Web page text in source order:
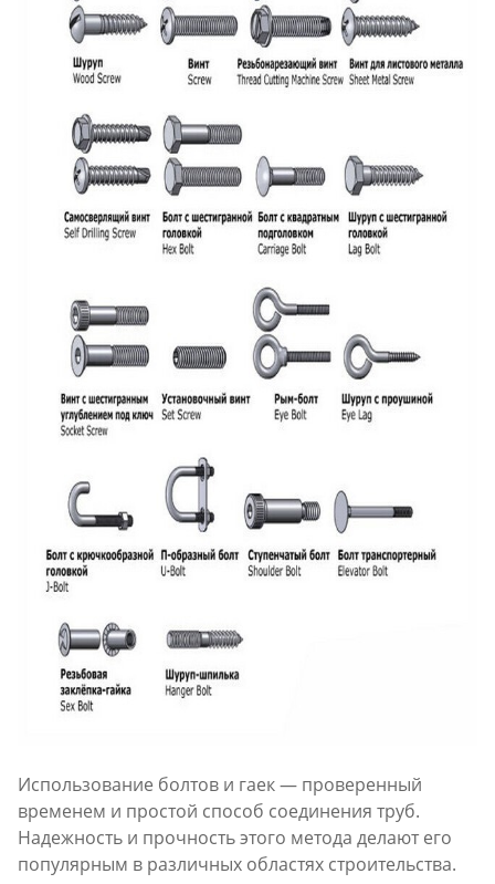
Использование болтов и гаек — проверенный
временем и простой способ соединения труб.
Надежность и прочность этого метода делают его
популярным в различных областях строительства.